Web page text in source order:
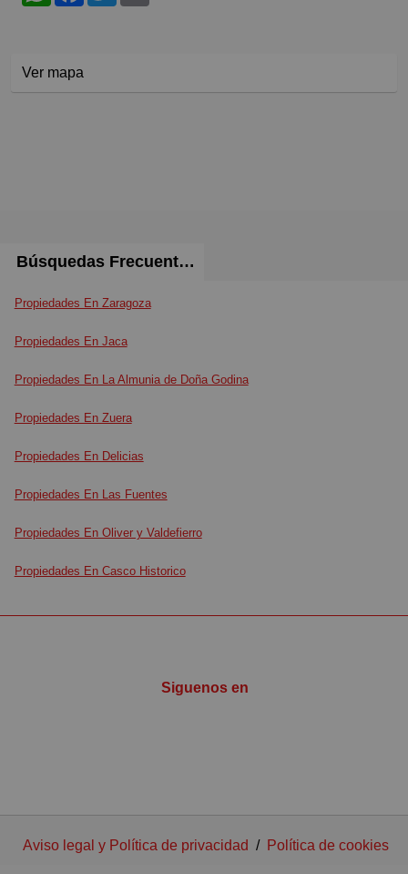
Ver mapa
Búsquedas Frecuentes
Propiedades En Zaragoza
Propiedades En Jaca
Propiedades En La Almunia de Doña Godina
Propiedades En Zuera
Propiedades En Delicias
Propiedades En Las Fuentes
Propiedades En Oliver y Valdefierro
Propiedades En Casco Historico
Siguenos en
Aviso legal y Política de privacidad / Política de cookies